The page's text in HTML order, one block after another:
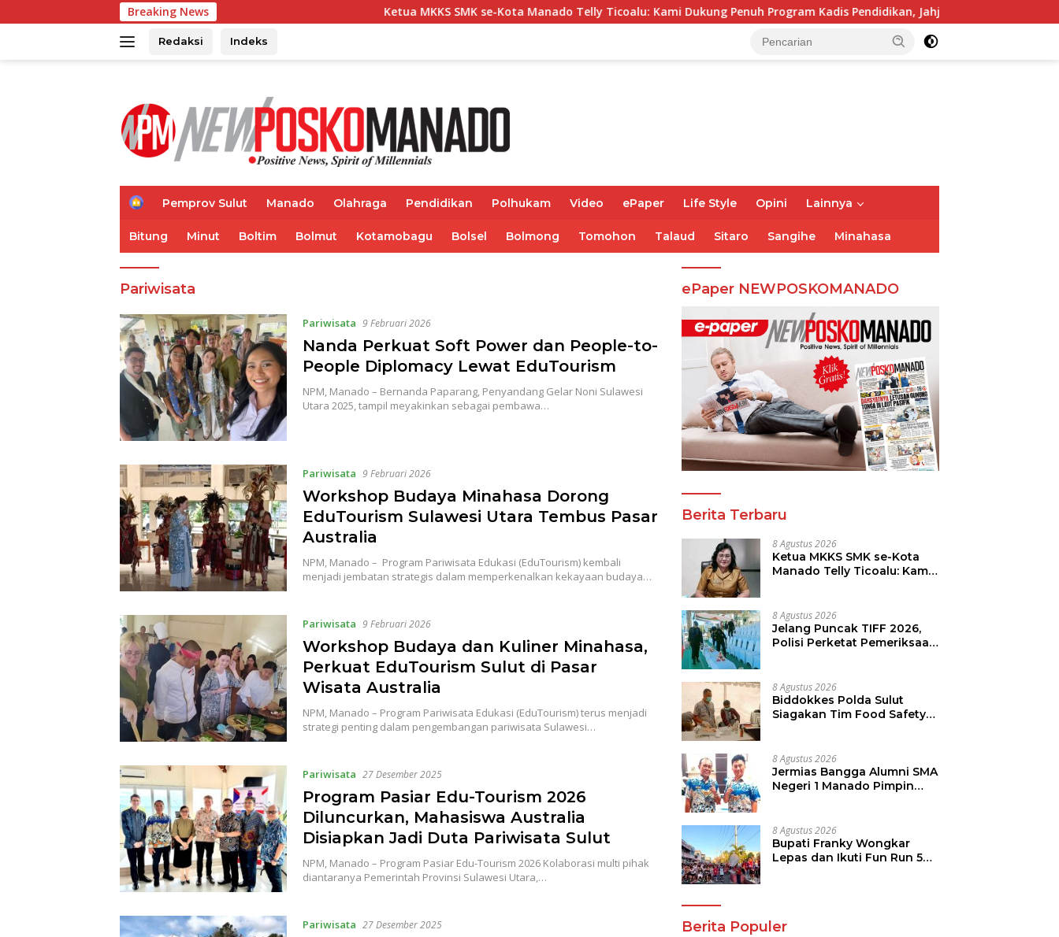
ke
Breaking News Ketua MKKS SMK se-Kota Manado Telly Ticoalu: Kami Dukung Penuh Program Kadis Pendidikan, Jahja Rondonuwu
Redaksi Indeks
H
e
Pemprov Sulut Manado Olahraga Pendidikan Polhukam Video ePaper Life Style Opini Lainnya
Bitung Minut Boltim Bolmut Kotamobagu Bolsel Bolmong Tomohon Talaud Sitaro Sangihe Minahasa
Pariwisata
Pariwisata 9 Februari 2026
Nanda Perkuat Soft Power dan People-to-
People Diplomacy Lewat EduTourism
NPM, Manado – Bernanda Paparang, Penyandang Gelar Noni Sulawesi
Utara 2025, tampil meyakinkan sebagai pembawa…
Pariwisata 9 Februari 2026
Workshop Budaya Minahasa Dorong
EduTourism Sulawesi Utara Tembus Pasar
Australia
NPM, Manado – Program Pariwisata Edukasi (EduTourism) kembali
menjadi jembatan strategis dalam memperkenalkan kekayaan budaya…
Pariwisata 9 Februari 2026
Workshop Budaya dan Kuliner Minahasa,
Perkuat EduTourism Sulut di Pasar
Wisata Australia
NPM, Manado – Program Pariwisata Edukasi (EduTourism) terus menjadi
strategi penting dalam pengembangan pariwisata Sulawesi…
Pariwisata 27 Desember 2025
Program Pasiar Edu-Tourism 2026
Diluncurkan, Mahasiswa Australia
Disiapkan Jadi Duta Pariwisata Sulut
NPM, Manado – Program Pasiar Edu-Tourism 2026 Kolaborasi multi pihak
diantaranya Pemerintah Provinsi Sulawesi Utara,…
Pariwisata 27 Desember 2025
ePaper NEWPOSKOMANADO
Berita Terbaru
8 Agustus 2026
Ketua MKKS SMK se-Kota
Manado Telly Ticoalu: Kami
Rondonuwu
8 Agustus 2026
Jelang Puncak TIFF 2026,
Polisi Perketat Pemeriksaan
8 Agustus 2026
Biddokkes Polda Sulut
Siagakan Tim Food Safety
8 Agustus 2026
Jermias Bangga Alumni SMA
Negeri 1 Manado Pimpin
8 Agustus 2026
Bupati Franky Wongkar
Lepas dan Ikuti Fun Run 5K
Berita Populer